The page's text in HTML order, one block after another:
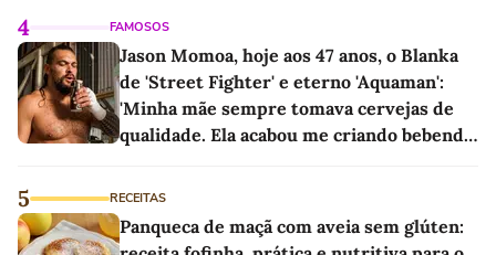
4 FAMOSOS
Jason Momoa, hoje aos 47 anos, o Blanka
de 'Street Fighter' e eterno 'Aquaman':
'Minha mãe sempre tomava cervejas de
qualidade. Ela acabou me criando bebendo
5 RECEITAS
Panqueca de maçã com aveia sem glúten: